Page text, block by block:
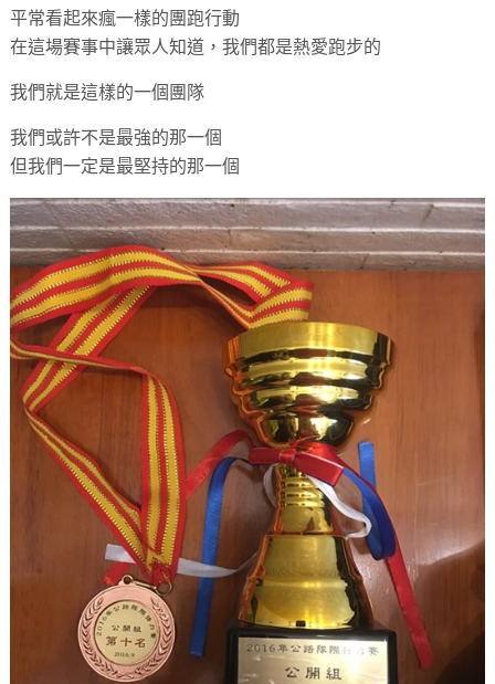
平常看起來瘋一樣的團跑行動
在這場賽事中讓眾人知道，我們都是熱愛跑步的
我們就是這樣的一個團隊
我們或許不是最強的那一個
但我們一定是最堅持的那一個